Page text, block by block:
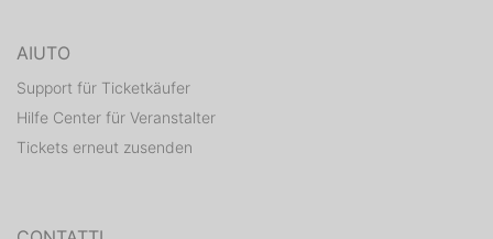
AIUTO
Support für Ticketkäufer
Hilfe Center für Veranstalter
Tickets erneut zusenden